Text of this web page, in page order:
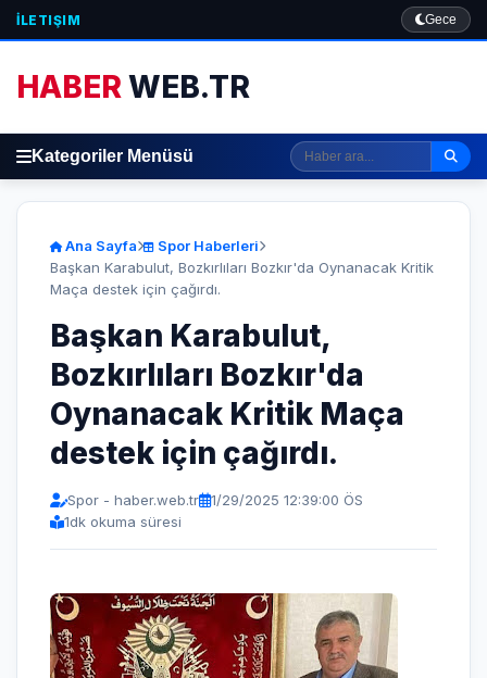
İLETIŞIM Gece
HABERWEB.TR
Kategoriler Menüsü
Ana Sayfa
Spor Haberleri
Başkan Karabulut, Bozkırlıları Bozkır'da Oynanacak Kritik
Maça destek için çağırdı.
Başkan Karabulut,
Bozkırlıları Bozkır'da
Oynanacak Kritik Maça
destek için çağırdı.
Spor - haber.web.tr
1/29/2025 12:39:00 ÖS
1dk okuma süresi